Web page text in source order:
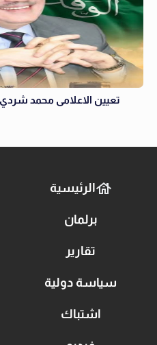
تعيين الاعلامى محمد
الرئيسية
برلمان
تقارير
سياسة دولية
اشتباك